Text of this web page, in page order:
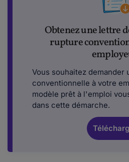
Obtenez une lettre
rupture
Vous souhaitez demander
conventionnelle à votre
modèle prêt à l'emploi
dans cette démarche.